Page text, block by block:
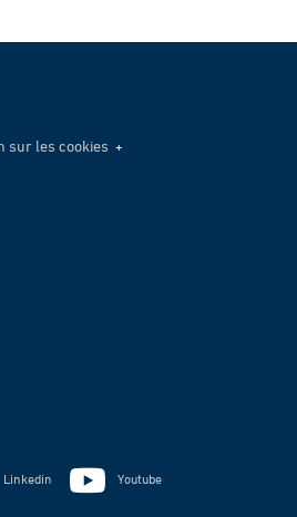
sur les cookies
sur les cookies
Linkedin Youtube